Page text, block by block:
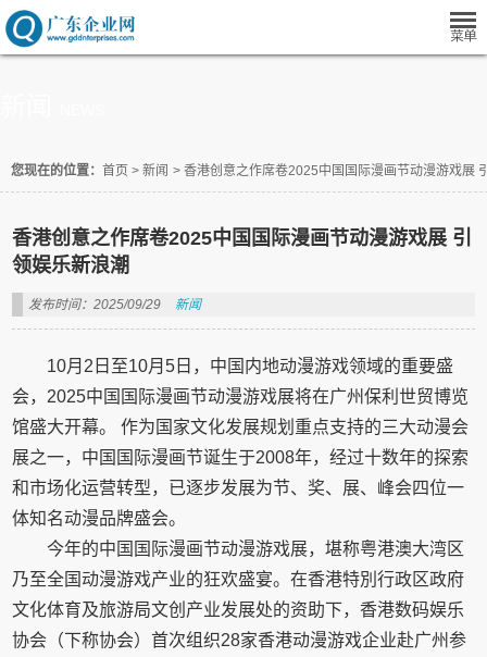
您现在的位置： 首页 > 新闻 > 香港创意之作席卷2025中国国际漫画节动漫游戏展
香港创意之作席卷2025中国国际漫画节动漫游戏展 引
领娱乐新浪潮
发布时间：2025/09/29 新闻
10月2日至10月5日，中国内地动漫游戏领域的重要盛
会，2025中国国际漫画节动漫游戏展将在广州保利世贸博览
馆盛大开幕。 作为国家文化发展规划重点支持的三大动漫会
展之一，中国国际漫画节诞生于2008年，经过十数年的探索
和市场化运营转型，已逐步发展为节、奖、展、峰会四位一
体知名动漫品牌盛会。
今年的中国国际漫画节动漫游戏展，堪称粤港澳大湾区
乃至全国动漫游戏产业的狂欢盛宴。在香港特別行政区政府
文化体育及旅游局文创产业发展处的资助下，香港数码娱乐
协会（下称协会）首次组织28家香港动漫游戏企业赴广州参